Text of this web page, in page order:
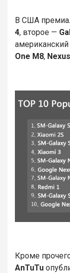
В США
4, второе —
One M8,
Кроме
AnTuTu